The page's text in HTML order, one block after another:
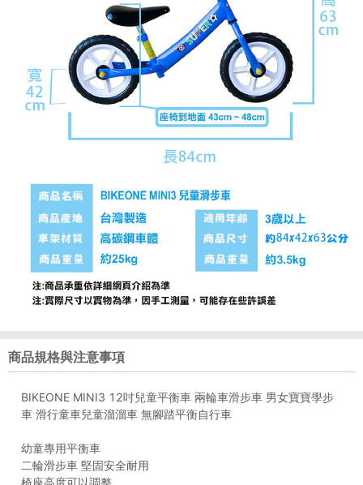
商品規格與注意事項
BIKEONE MINI3 12吋兒童平衡車 兩輪車滑步車 男女寶寶學步
車 滑行童車兒童溜溜車 無腳踏平衡自行車
幼童專用平衡車
二輪滑步車 堅固安全耐用